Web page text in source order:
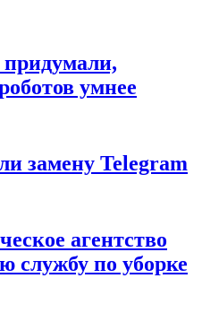
умнее
замену Telegram
агентство
службу по уборке